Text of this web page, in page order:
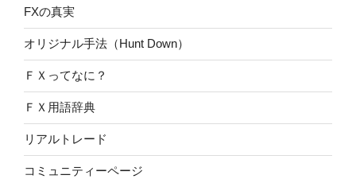
FXの真実
オリジナル手法（Hunt Down）
ＦＸってなに？
ＦＸ用語辞典
リアルトレード
コミュニティーページ